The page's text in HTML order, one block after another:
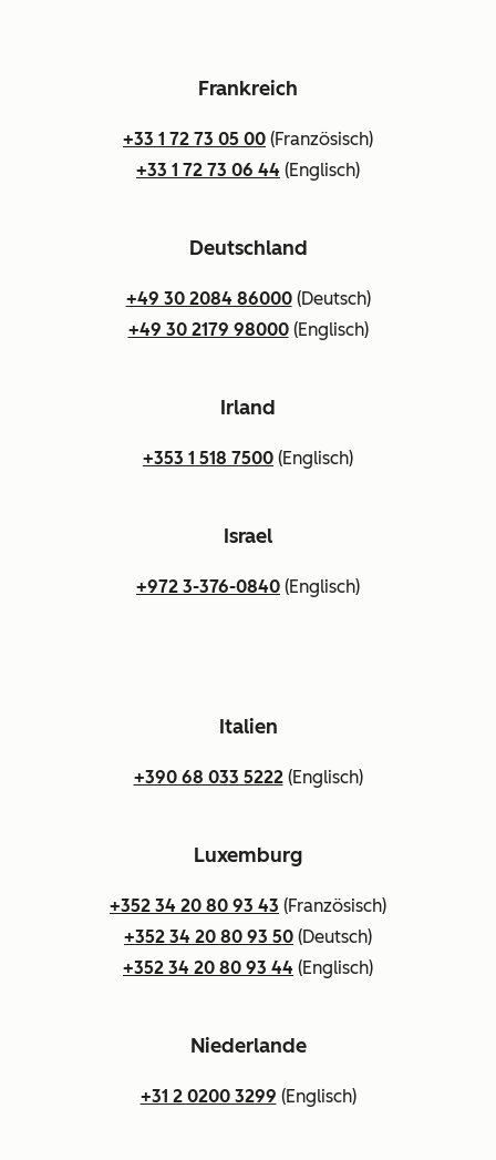
Frankreich
+33 1 72 73 05 00 (Französisch)
+33 1 72 73 06 44 (Englisch)
Deutschland
+49 30 2084 86000(Deutsch)
+49 30 2179 98000(Englisch)
Irland
+353 1 518 7500 (Englisch)
Israel
+972 3-376-0840 (Englisch)
Italien
+390 68 033 5222(Englisch)
Luxemburg
+352 34 20 80 93 43 (Französisch)
+352 34 20 80 93 50 (Deutsch)
+352 34 20 80 93 44 (Englisch)
Niederlande
+31 2 0200 3299 (Englisch)